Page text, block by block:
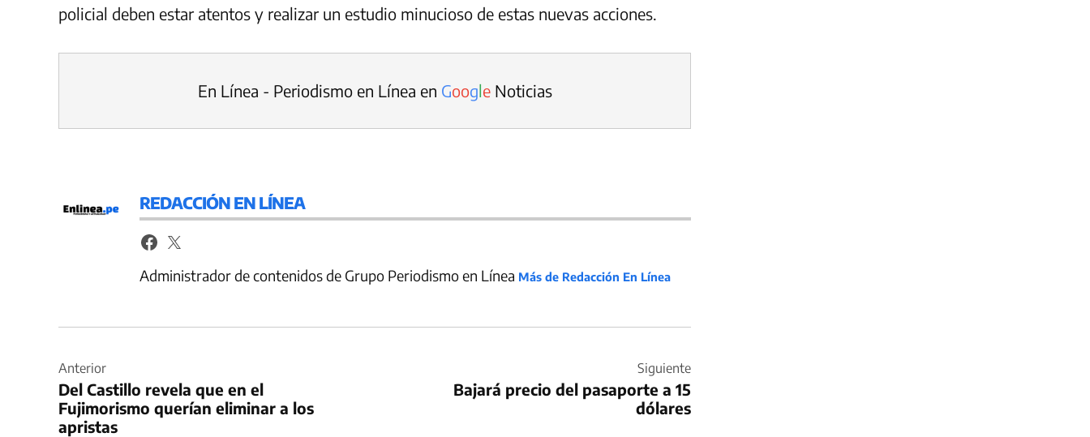
policial deben estar atentos y realizar un estudio minucioso de estas nuevas acciones.
En Línea - Periodismo en Línea en GoogleNoticias
REDACCIÓN EN LÍNEA
Administrador de contenidos de Grupo Periodismo en Línea Más de Redacción En Línea
de
entradas
Anterior
Del Castillo revela que en el
Fujimorismo querían eliminar a los
apristas
Siguiente
Bajará precio del pasaporte a 15
dólares